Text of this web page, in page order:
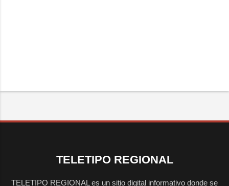
TELETIPO REGIONAL
TELETIPO REGIONAL es un sitio digital informativo donde se